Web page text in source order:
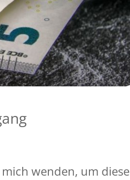
wenden, um diese